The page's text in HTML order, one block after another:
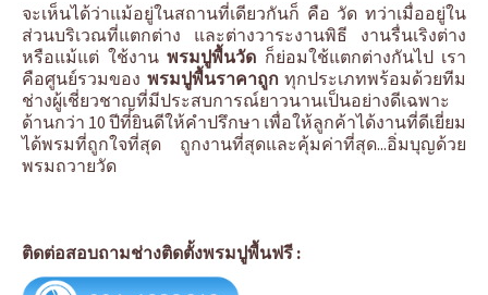
จะเห็นได้ว่าแม้อยู่ในสถานที่เดียวกันก็ คือ วัด ทว่าเมื่ออยู่ใน
ส่วนบริเวณที่แตกต่าง และต่างวาระงานพิธี งานรื่นเริงต่าง
หรือแม้แต่ ใช้งาน พรมปูพื้นวัด ก็ย่อมใช้แตกต่างกันไป เรา
คือศูนย์รวมของ พรมปูพื้นราคาถูก ทุกประเภทพร้อมด้วยทีม
ช่างผู้เชี่ยวชาญที่มีประสบการณ์ยาวนานเป็นอย่างดีเฉพาะ
ด้านกว่า 10 ปีที่ยินดีให้คำปรึกษา เพื่อให้ลูกค้าได้งานที่ดีเยี่ยม
ได้พรมที่ถูกใจที่สุด ถูกงานที่สุดและคุ้มค่าที่สุด...อิ่มบุญด้วย
พรมถวายวัด
ติดต่อสอบถามช่างติดตั้งพรมปูพื้นฟรี :